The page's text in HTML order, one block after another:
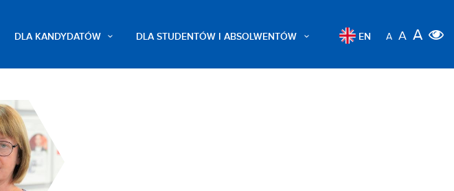
DLA KANDYDATÓW DLA STUDENTÓW I ABSOLWENTÓW EN A A A